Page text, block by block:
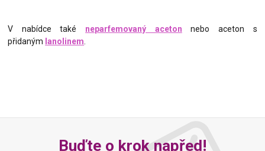
V nabídce také neparfemovaný aceton nebo aceton s
přidaným lanolinem
Buďte o krok napřed!